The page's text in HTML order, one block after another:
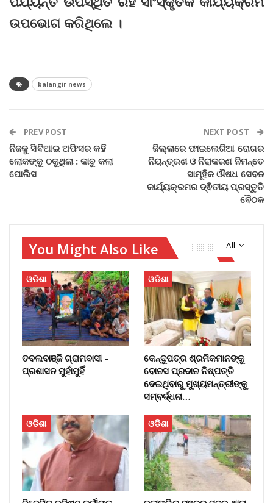
ଉପଭୋଗ କରିଥିଲେ ।
balangir news
PREV POST
ନିଜକୁ ସିବିଆଇ ଅଫିସର କହି
ଲୋକଙ୍କୁ ଠକୁଥିଲା : କାବୁ କଲା
ପୋଲିସ
NEXT POST
ଜିଲ୍ଲାରେ ଫାଇଲେରିଆ ରୋଗର
ନିୟନ୍ତ୍ରଣ ଓ ନିରାକରଣ ନିମନ୍ତେ
ସାମୂହିକ ଔଷଧ ସେବନ
କାର୍ଯ୍ୟକ୍ରମର ଦ୍ଵିତୀୟ ପ୍ରସ୍ତୁତି
ବୈଠକ
All
You Might Also Like
ଓଡିଶା
ତବଲବାଞ୍ଜି ଗ୍ରାମବାସୀ –
ପ୍ରଶାସନ ମୁହାଁମୁହିଁ
ଓଡିଶା
କେନ୍ଦୁପତ୍ର ଶ୍ରମିକମାନଙ୍କୁ
ବୋନସ ପ୍ରଦାନ ନିଷ୍ପତ୍ତି
ଦେଇଥିବାରୁ ମୁଖ୍ୟମନ୍ତ୍ରୀଙ୍କୁ
ସମ୍ବର୍ଦ୍ଧନା…
ଓଡିଶା ଓଡିଶା